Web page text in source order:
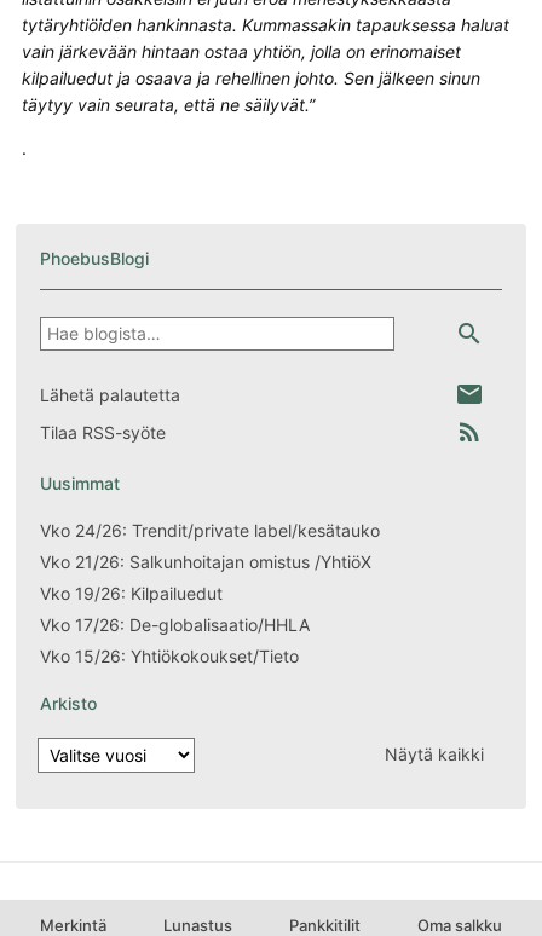
tytäryhtiöiden hankinnasta. Kummassakin tapauksessa haluat
vain järkevään hintaan ostaa yhtiön, jolla on erinomaiset
kilpailuedut ja osaava ja rehellinen johto. Sen jälkeen sinun
täytyy vain seurata, että ne säilyvät.”
.
PhoebusBlogi
Hae
search
Lähetä palautetta email
Tilaa RSS-syöte rss_feed
Uusimmat
Vko 24/26: Trendit/private label/kesätauko
Vko 21/26: Salkunhoitajan omistus /YhtiöX
Vko 19/26: Kilpailuedut
Vko 17/26: De-globalisaatio/HHLA
Vko 15/26: Yhtiökokoukset/Tieto
Arkisto
Näytä kaikki
Merkintä Lunastus Pankkitilit Oma salkku